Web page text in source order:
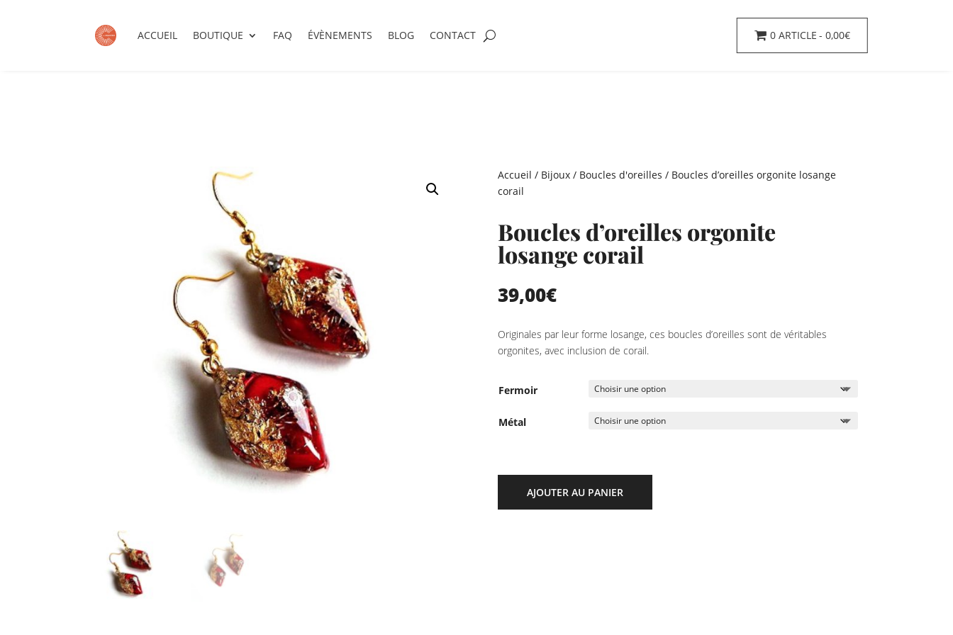
ACCUEIL BOUTIQUE FAQ ÉVÈNEMENTS BLOG CONTACT 0 ARTICLE 0,00€
Accueil / Bijoux/ Boucles d'oreilles / Boucles d’oreilles orgonite losange
corail
Boucles d’oreilles orgonite
losange corail
39,00€
Originales par leur forme losange, ces boucles d’oreilles sont de véritables
orgonites, avec inclusion de corail.
Fermoir
Métal
AJOUTER AU PANIER